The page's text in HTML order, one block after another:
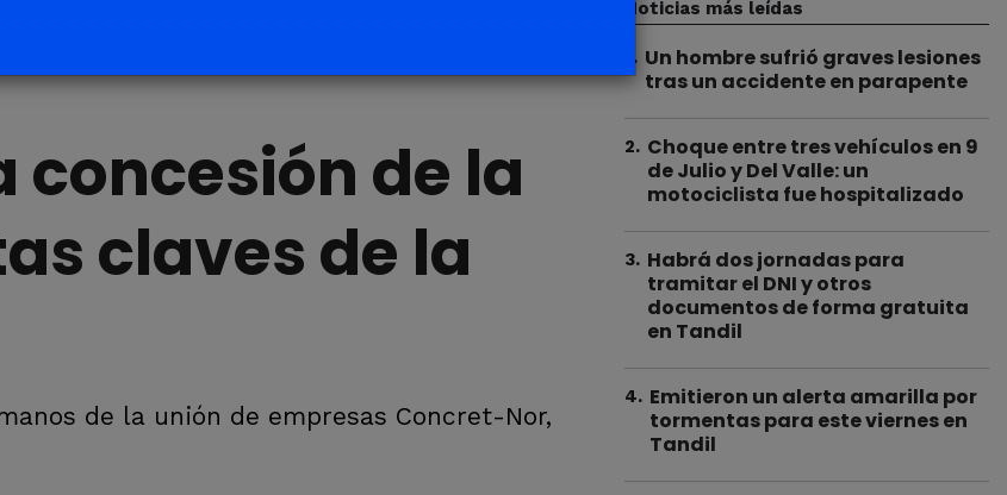
concesión de la
claves de la
de la unión de empresas Concret-Nor,
Noticias más leídas
. Un hombre sufrió graves lesiones
tras un accidente en parapente
2. Choque entre tres vehículos en 9
de Julio y Del Valle: un
motociclista fue hospitalizado
3. Habrá dos jornadas para
tramitar el DNI y otros
documentos de forma gratuita
en Tandil
4. Emitieron un alerta amarilla por
tormentas para este viernes en
Tandil